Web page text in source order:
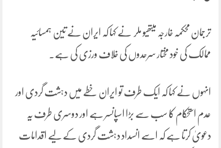
ترجمان محکمہ خارجہ میتھیو ملر نے کہا کہ ایران نے تین ہمسائیہ
ممالک کی خود مختار سرحدوں کی خلاف ورزی کی ہے۔
انہوں نے کہا کہ ایک طرف تو ایران خطے میں دہشت گردی اور
عدم استحکام کا سب سے بڑا اسپانسر ہے اور دوسری طرف یہ
دعویٰ کرتا ہے کہ اسے انسداد دہشت گردی کے لیے اقدامات